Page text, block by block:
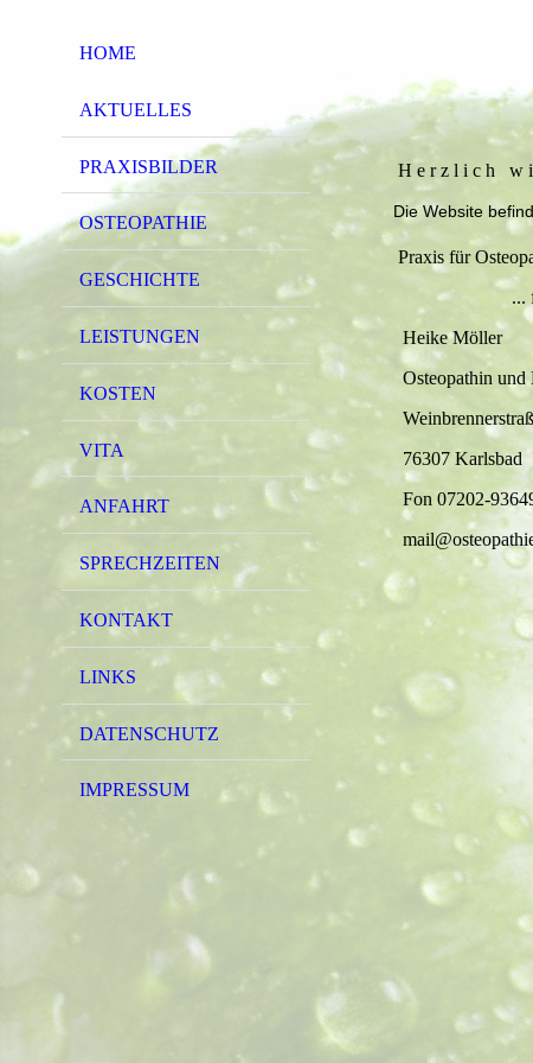
HOME
AKTUELLES
PRAXISBILDER
OSTEOPATHIE
GESCHICHTE
LEISTUNGEN
KOSTEN
VITA
ANFAHRT
SPRECHZEITEN
KONTAKT
LINKS
DATENSCHUTZ
IMPRESSUM
H e r z l i c h w i
Die Website
Praxis für
... für Ihre
Heike Möller
Osteopathin
76307 Karlsbad
Fon 07202-